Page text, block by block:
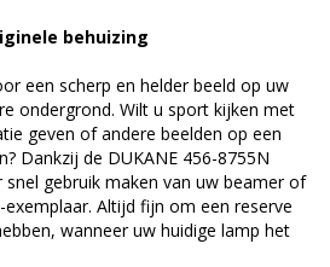
behuizing
een scherp en helder beeld op uw
ondergrond. Wilt u sport kijken met
geven of andere beelden op een
Dankzij de DUKANE 456-8755N
gebruik maken van uw beamer of
Altijd fijn om een reserve
wanneer uw huidige lamp het